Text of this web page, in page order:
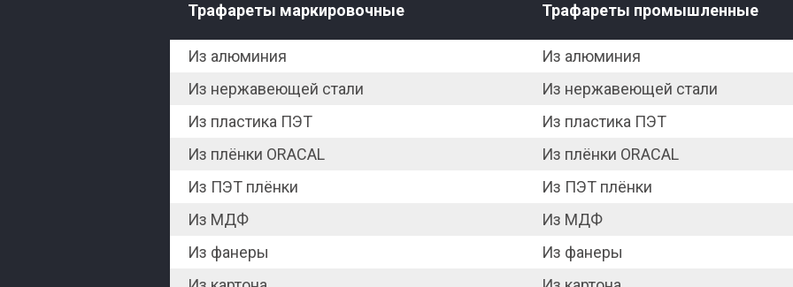
Трафареты маркировочные Трафареты промышленные
Из алюминия Из алюминия
Из нержавеющей стали
Из нержавеющей стали
Из пластика ПЭТ
Из пластика ПЭТ
Из плёнки ORACAL
Из плёнки ORACAL
Из ПЭТ плёнки
Из ПЭТ плёнки
Из МДФ
Из МДФ
Из фанеры
Из фанеры